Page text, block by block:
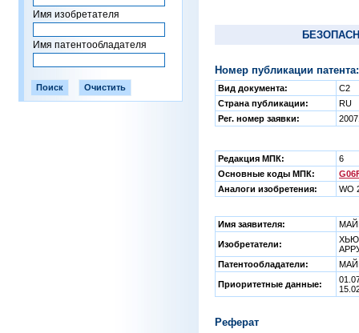
Имя изобретателя
Имя патентообладателя
Номер публикации
Вид документа:
C2
Страна публикации:
RU
Рег. номер заявки:
Редакция МПК:
6
Основные коды МПК:
Аналоги изобретения:
WO
Имя заявителя:
Изобретатели:
Патентообладатели:
Приоритетные данные:
Реферат